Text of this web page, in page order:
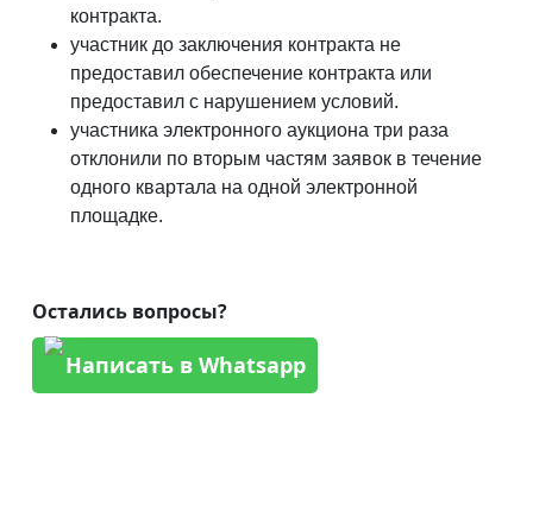
контракта.
участник до заключения контракта не
предоставил обеспечение контракта или
предоставил с нарушением условий.
участника электронного аукциона три раза
отклонили по вторым частям заявок в течение
одного квартала на одной электронной
площадке.
Остались вопросы?
Написать в Whatsapp